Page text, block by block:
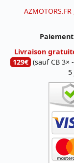
Livraison
129€ (sauf CB 3×